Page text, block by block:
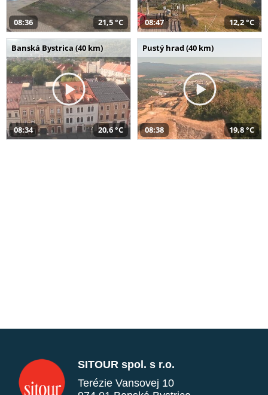
08:36 21,5 °C 08:47 12,2 °C
Banská Bystrica (40 km)
08:34 20,6 °C
Pustý hrad (40 km)
08:38 19,8 °C
SITOUR spol. s r.o.
Terézie Vansovej 10